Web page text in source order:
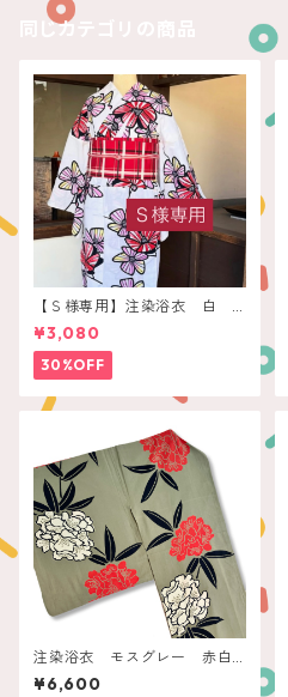
同じカテゴリの商品
【Ｓ様専用】注染浴衣 白
赤いレトロフラワー
¥3,080
30%OFF
注染浴衣 モスグレー 赤白
の石楠花
¥6,600